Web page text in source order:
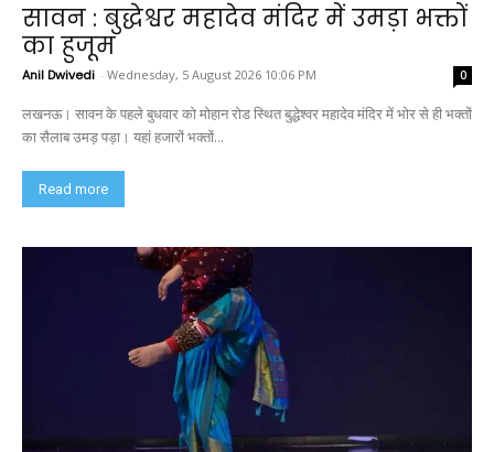
सावन : बुद्धेश्वर महादेव मंदिर में उमड़ा भक्तों
का हुजूम
Anil Dwivedi - Wednesday, 5 August 2026 10:06 PM 0
लखनऊ। सावन के पहले बुधवार को मोहान रोड स्थित बुद्धेश्वर महादेव मंदिर में भोर से ही भक्तों
का सैलाब उमड़ पड़ा। यहां हजारों भक्तों...
Read more